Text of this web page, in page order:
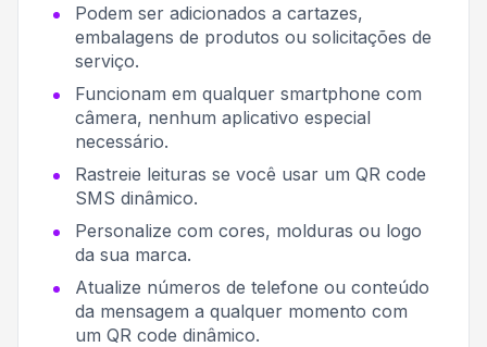
Podem ser adicionados a cartazes,
embalagens de produtos ou solicitações de
serviço.
Funcionam em qualquer smartphone com
câmera, nenhum aplicativo especial
necessário.
Rastreie leituras se você usar um QR code
SMS dinâmico.
Personalize com cores, molduras ou logo
da sua marca.
Atualize números de telefone ou conteúdo
da mensagem a qualquer momento com
um QR code dinâmico.